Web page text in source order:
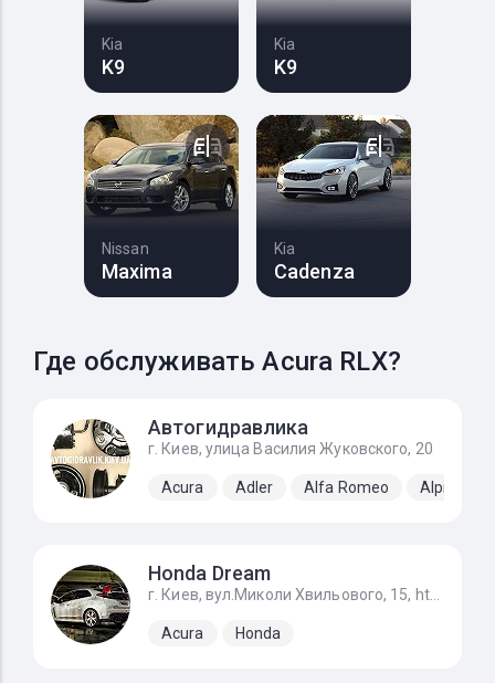
Kia
K9
Kia
K9
Nissan
Maxima
Kia
Cadenza
Где обслуживать Acura RLX?
Автогидравлика
г. Киев, улица Василия Жуковского, 20
Acura Adler Alfa Romeo Alpine
Honda Dream
г. Киев, вул.Миколи Хвильового, 15, https://g.page/STO_Honda?share
Acura Honda